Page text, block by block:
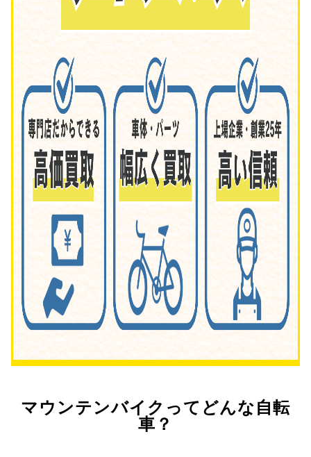
マウンテンバイクってどんな自転
車？